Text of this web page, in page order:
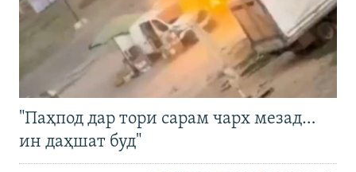
"Паҳпод дар тори сарам чарх мезад…
ин даҳшат буд"